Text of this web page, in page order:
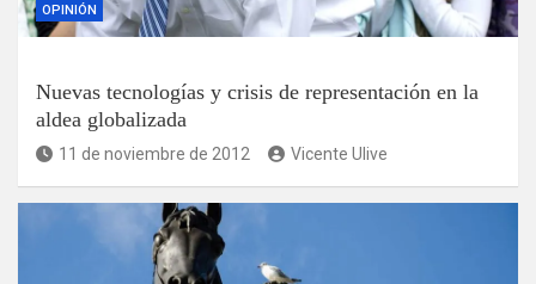
OPINIÓN
Nuevas tecnologías y crisis de representación en la
aldea globalizada
11 de noviembre de 2012 Vicente Ulive